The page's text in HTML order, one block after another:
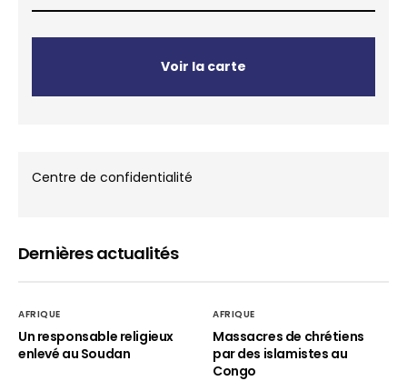
Voir la carte
Centre de confidentialité
Dernières actualités
AFRIQUE
Un responsable religieux
enlevé au Soudan
AFRIQUE
Massacres de chrétiens
par des islamistes au
Congo